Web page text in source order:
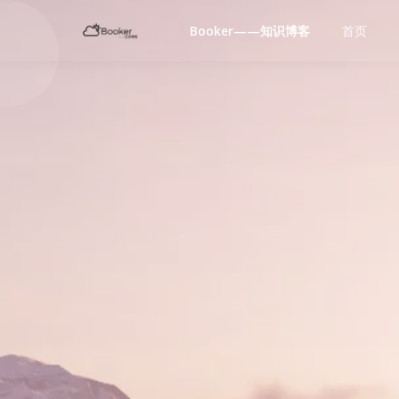
Booker——知识博客 首页